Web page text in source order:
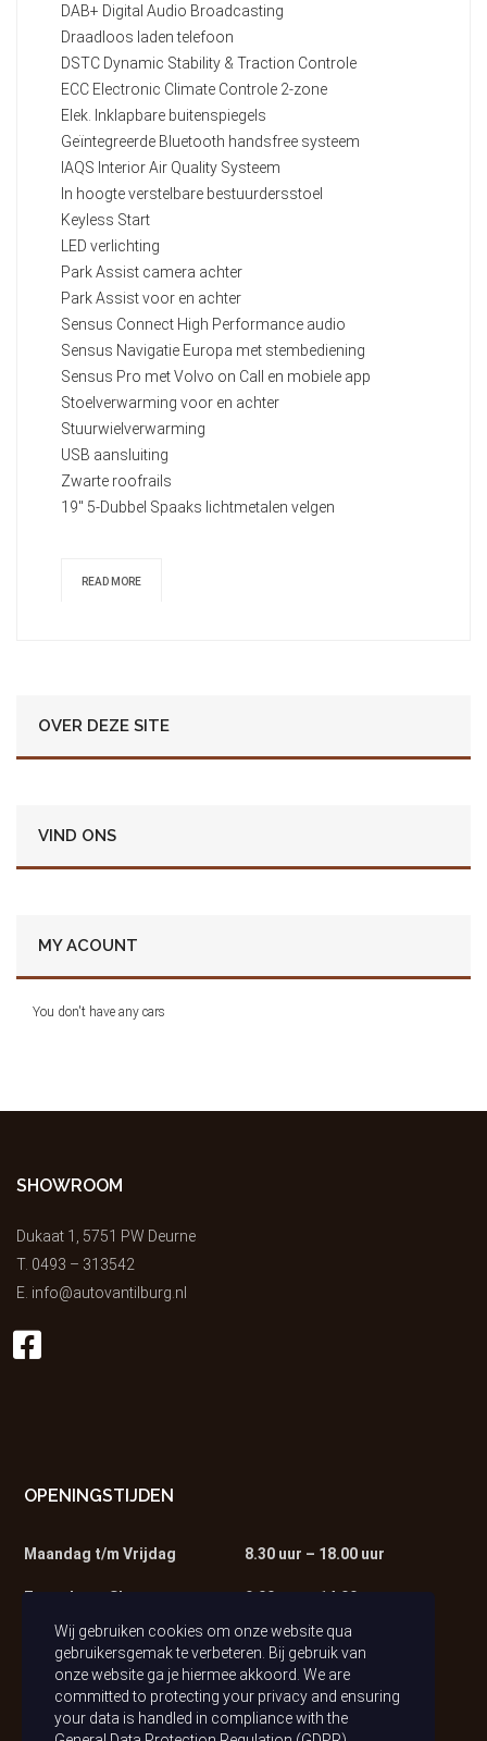
DAB+ Digital Audio Broadcasting
Draadloos laden telefoon
DSTC Dynamic Stability & Traction Controle
ECC Electronic Climate Controle 2-zone
Elek. Inklapbare buitenspiegels
Geïntegreerde Bluetooth handsfree systeem
IAQS Interior Air Quality Systeem
In hoogte verstelbare bestuurdersstoel
Keyless Start
LED verlichting
Park Assist camera achter
Park Assist voor en achter
Sensus Connect High Performance audio
Sensus Navigatie Europa met stembediening
Sensus Pro met Volvo on Call en mobiele app
Stoelverwarming voor en achter
Stuurwielverwarming
USB aansluiting
Zwarte roofrails
19" 5-Dubbel Spaaks lichtmetalen velgen
READ MORE
OVER DEZE SITE
VIND ONS
MY ACOUNT
You don't have any cars
SHOWROOM
Dukaat 1, 5751 PW Deurne
T. 0493 – 313542
E. info@autovantilburg.nl
OPENINGSTIJDEN
Maandag t/m Vrijdag 8.30 uur – 18.00 uur
Zaterdag – Showroom 9.00 uur – 14.00 uur
Zaterdag – Werkplaats 9.00 uur – 13.00 uur
Wij gebruiken cookies om onze website qua
gebruikersgemak te verbeteren. Bij gebruik van
onze website ga je hiermee akkoord. We are
committed to protecting your privacy and ensuring
your data is handled in compliance with the